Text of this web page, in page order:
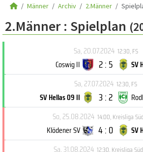
Männer Archiv 2.Männer
2.Männer : Spielplan
Sa, 20.07.2024 12:30,FS
Coswig II 2 : 5 SV
Sa, 27.07.2024 12:30,FS
SV Hellas 09 II 3 : 2
So, 25.08.2024 14:00,Kreisliga
Klödener SV 4 : 0
SV
Sa, 31.08.2024 12:30,Kreisliga